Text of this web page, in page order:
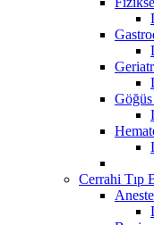
Göğüs
Cerrahi Tıp